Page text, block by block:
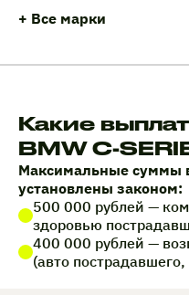
+ Все марки
Какие
BMW C-
Максимальные суммы
установлены законом:
500 000 рублей —
здоровью
400 000 рублей —
(авто